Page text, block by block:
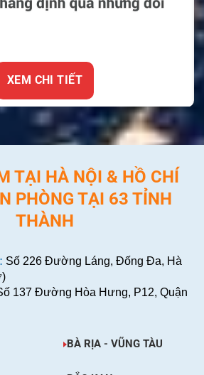
XEM CHI TIẾT
TẠI HÀ NỘI & HỒ CHÍ
PHÒNG TẠI 63 TỈNH
THÀNH
Số 226 Đường Láng, Đống Đa, Hà
137 Đường Hòa Hưng, P12, Quận
BÀ RỊA - VŨNG TÀU